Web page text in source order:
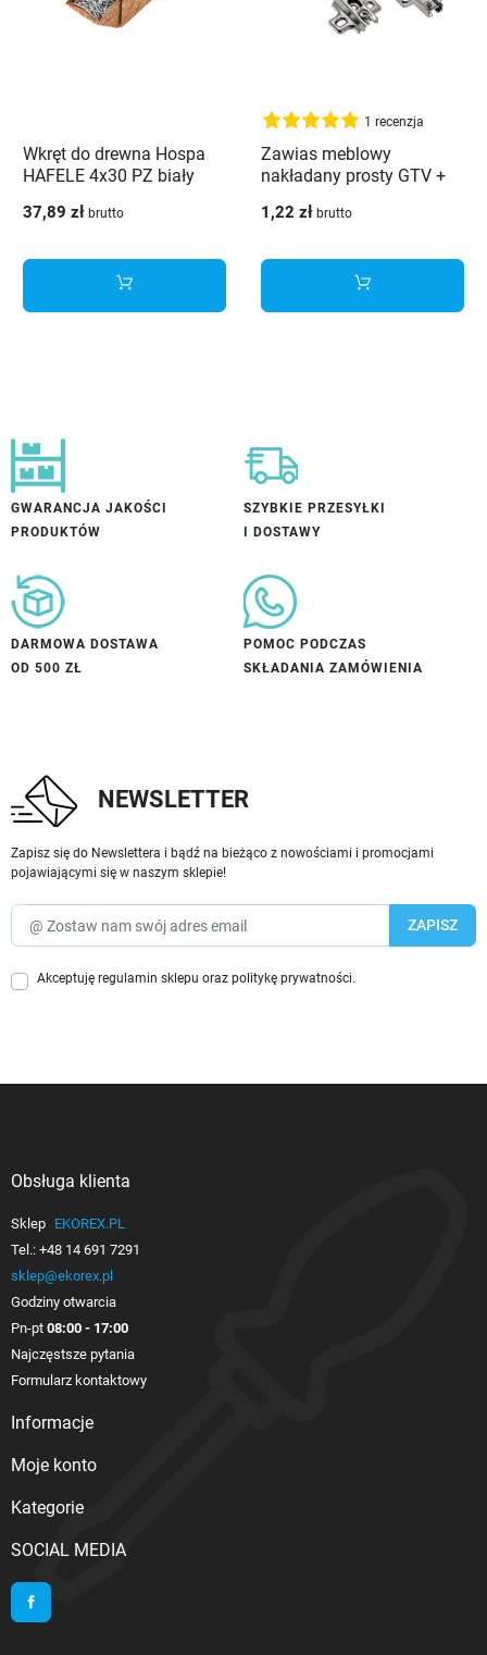
Wkręt do drewna Hospa
HAFELE 4x30 PZ biały
37,89 zł brutto
1 recenzja
Zawias meblowy
nakładany prosty GTV +
1,22 zł brutto
GWARANCJA JAKOŚCI
PRODUKTÓW
SZYBKIE PRZESYŁKI
I DOSTAWY
DARMOWA DOSTAWA
OD 500 ZŁ
POMOC PODCZAS
SKŁADANIA ZAMÓWIENIA
NEWSLETTER
Zapisz się do Newslettera i bądź na bieżąco z nowościami i promocjami
pojawiającymi się w naszym sklepie!
Akceptuję regulamin sklepu oraz politykę prywatności.
Obsługa klienta
Sklep EKOREX.PL
Tel.: +48 14 691 7291
sklep@ekorex.pl
Godziny otwarcia
Pn-pt 08:00 - 17:00
Najczęstsze pytania
Formularz kontaktowy
Informacje
Moje konto
Kategorie
SOCIAL MEDIA
Facebook